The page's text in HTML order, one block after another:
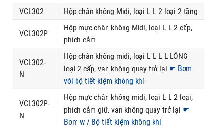
VCL302 Hộp chân không Midi, loại L L 2 loại 2 tầng
VCL302P
Hộp mực chân không Midi, loại L L 2 cấp,
phích cắm
VCL302-
N
Hộp chân không midi, loại L L L L LÔNG
loại 2 cấp, van không quay trở lại ☛ Bơm
với bộ tiết kiệm không khí
VCL302P-
N
Hộp mực chân không midi, loại L L 2 loại,
phích cắm giữ, van không quay trở lại ☛
Bơm w / Bộ tiết kiệm không khí